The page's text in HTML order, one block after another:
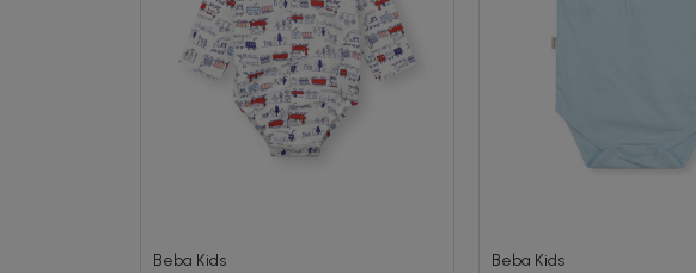
Beba Kids Beba Kids